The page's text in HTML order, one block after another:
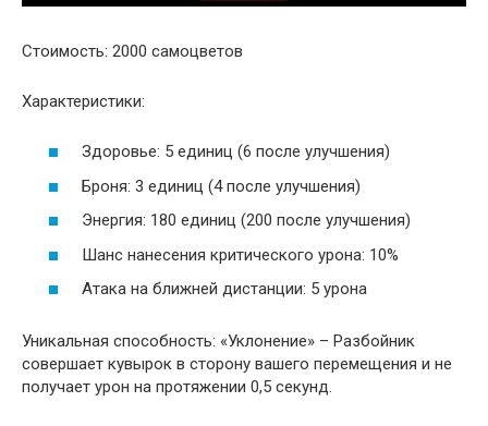
Стоимость: 2000 самоцветов
Характеристики:
Здоровье: 5 единиц (6 после улучшения)
Броня: 3 единиц (4 после улучшения)
Энергия: 180 единиц (200 после улучшения)
Шанс нанесения критического урона: 10%
Атака на ближней дистанции: 5 урона
Уникальная способность: «Уклонение» – Разбойник
совершает кувырок в сторону вашего перемещения и не
получает урон на протяжении 0,5 секунд.